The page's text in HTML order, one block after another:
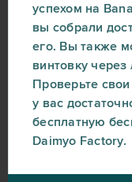
успехом на
вы собрали
его. Вы также
винтовку
Проверьте
у вас
бесплатную
Daimyo Factory.